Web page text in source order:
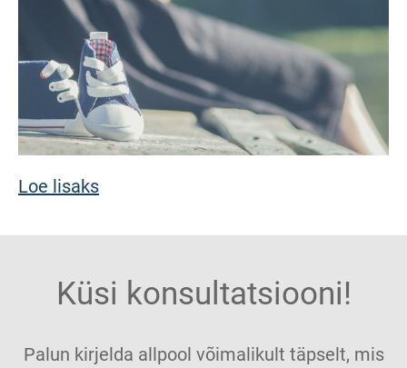
Loe lisaks
Küsi konsultatsiooni!
Palun kirjelda allpool võimalikult täpselt, mis